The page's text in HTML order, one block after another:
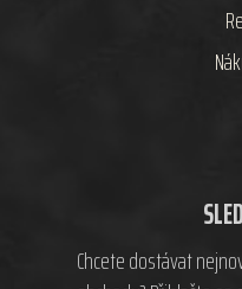
Chcete dostávat